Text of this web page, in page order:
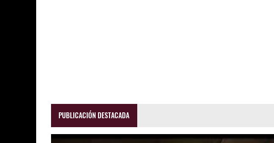
PUBLICACIÓN DESTACADA